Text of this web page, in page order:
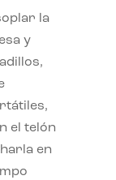
la
y
el telón
en